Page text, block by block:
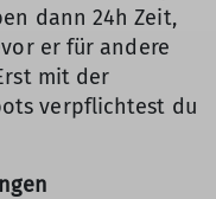
dann 24h Zeit,
er für andere
mit der
verpflichtest du